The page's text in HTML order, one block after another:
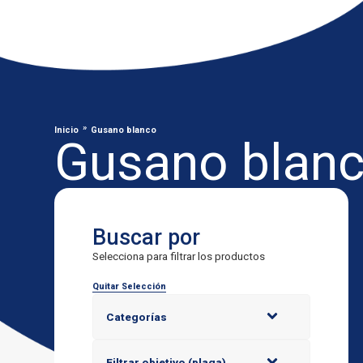
Inicio » Gusano blanco
Gusano
Buscar por
Selecciona para filtrar los productos
Quitar Selección
Categorías